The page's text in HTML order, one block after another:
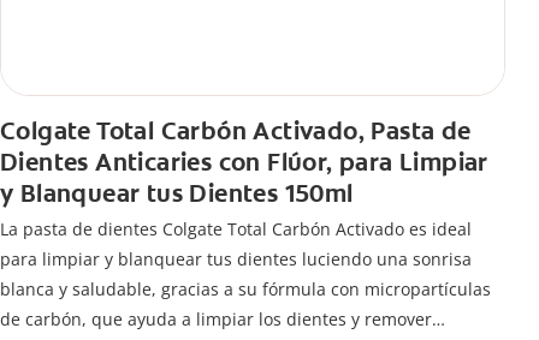
Colgate Total Carbón Activado, Pasta de
Dientes Anticaries con Flúor, para Limpiar
y Blanquear tus Dientes 150ml
La pasta de dientes Colgate Total Carbón Activado es ideal
para limpiar y blanquear tus dientes luciendo una sonrisa
blanca y saludable, gracias a su fórmula con micropartículas
de carbón, que ayuda a limpiar los dientes y remover